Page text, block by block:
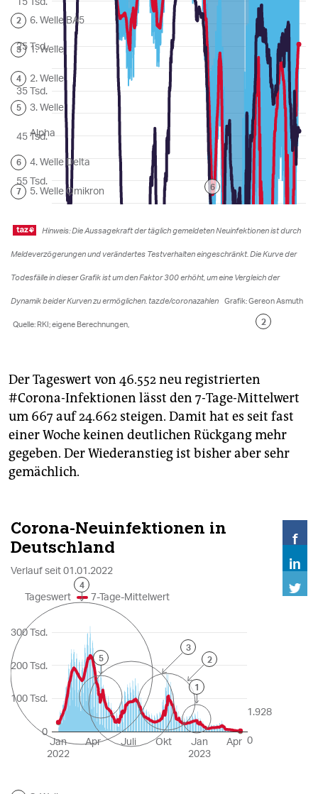
Der Tageswert von 46.552 neu registrierten
#Corona-Infektionen lässt den 7-Tage-Mittelwert
um 667 auf 24.662 steigen. Damit hat es seit fast
einer Woche keinen deutlichen Rückgang mehr
gegeben. Der Wiederanstieg ist bisher aber sehr
gemächlich.